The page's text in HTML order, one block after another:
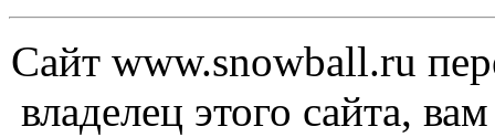
Сайт www.snowball.ru
владелец этого сайта,